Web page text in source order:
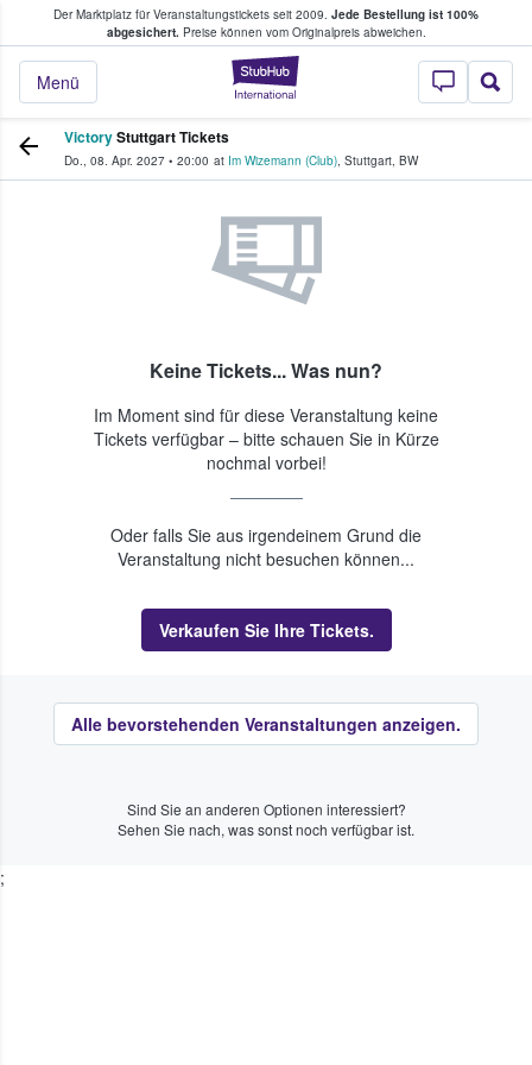
Der Marktplatz für Veranstaltungstickets seit 2009. Jede Bestellung ist 100%
abgesichert.Preise können vom Originalpreis abweichen.
StubHub - Wo
Menü
Tickets kaufen & verkaufen
VictoryStuttgart Tickets
Do., 08. Apr. 2027 • 20:00 at Im Wizemann (Club), Stuttgart, BW
Keine Tickets... Was nun?
Im Moment sind für diese Veranstaltung keine
Tickets verfügbar – bitte schauen Sie in Kürze
nochmal vorbei!
Oder falls Sie aus irgendeinem Grund die
Veranstaltung nicht besuchen können...
Verkaufen Sie Ihre Tickets.
Alle bevorstehenden Veranstaltungen anzeigen.
Sind Sie an anderen Optionen interessiert?
Sehen Sie nach, was sonst noch verfügbar ist.
;